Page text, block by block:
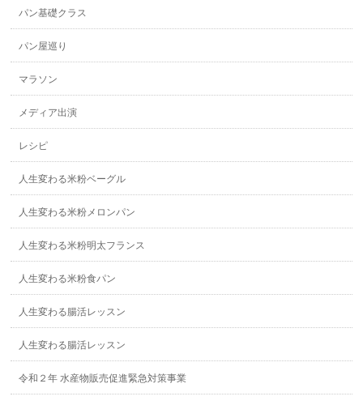
パン基礎クラス
パン屋巡り
マラソン
メディア出演
レシピ
人生変わる米粉ベーグル
人生変わる米粉メロンパン
人生変わる米粉明太フランス
人生変わる米粉食パン
人生変わる腸活レッスン
人生変わる腸活レッスン
令和２年 水産物販売促進緊急対策事業